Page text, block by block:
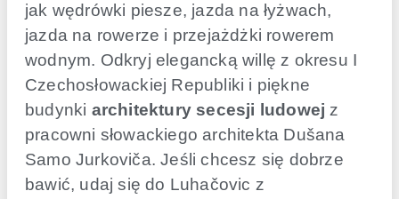
jak wędrówki piesze, jazda na łyżwach,
jazda na rowerze i przejażdżki rowerem
wodnym. Odkryj elegancką willę z okresu I
Czechosłowackiej Republiki i piękne
budynki architektury secesji ludowej z
pracowni słowackiego architekta Dušana
Samo Jurkoviča. Jeśli chcesz się dobrze
bawić, udaj się do Luhačovic z